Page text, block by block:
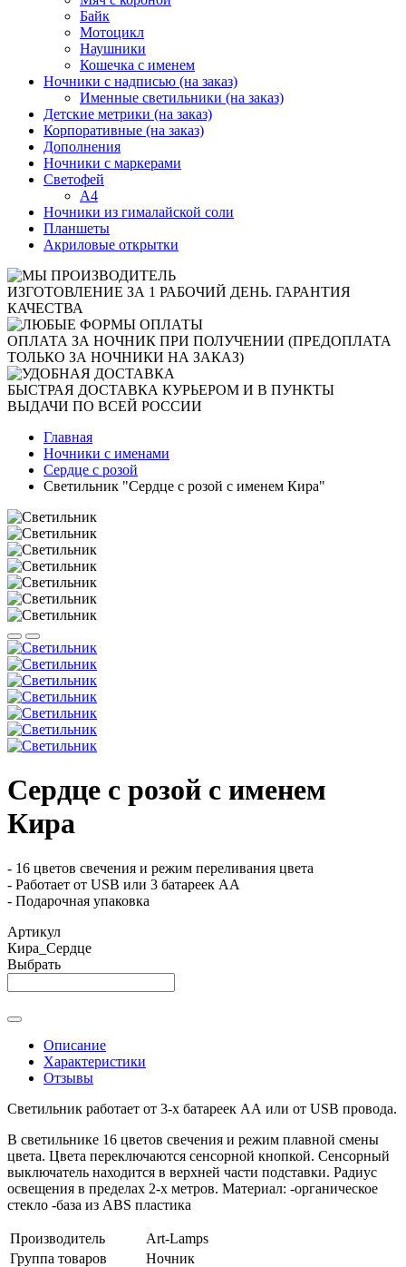
Байк
Мотоцикл
Наушники
Кошечка с именем
Ночники с надписью (на заказ)
Именные светильники (на заказ)
Детские метрики (на заказ)
Корпоративные (на заказ)
Дополнения
Ночники с маркерами
Светофей
А4
Ночники из гималайской соли
Планшеты
Акриловые открытки
ИЗГОТОВЛЕНИЕ ЗА 1 РАБОЧИЙ ДЕНЬ. ГАРАНТИЯ
КАЧЕСТВА
ОПЛАТА ЗА НОЧНИК ПРИ ПОЛУЧЕНИИ (ПРЕДОПЛАТА
ТОЛЬКО ЗА НОЧНИКИ НА ЗАКАЗ)
БЫСТРАЯ ДОСТАВКА КУРЬЕРОМ И В ПУНКТЫ
ВЫДАЧИ ПО ВСЕЙ РОССИИ
Главная
Ночники с именами
Сердце с розой
Светильник "Сердце с розой с именем Кира"
Сердце с розой с именем
Кира
- 16 цветов свечения и режим переливания цвета
- Работает от USB или 3 батареек АА
- Подарочная упаковка
Артикул
Кира_Сердце
Выбрать
Описание
Характеристики
Отзывы
Светильник работает от 3-х батареек АА или от USB провода.
В светильнике 16 цветов свечения и режим плавной смены
цвета. Цвета переключаются сенсорной кнопкой. Сенсорный
выключатель находится в верхней части подставки. Радиус
освещения в пределах 2-х метров. Материал: -органическое
стекло -база из ABS пластика
Производитель
Art-Lamps
Группа товаров
Ночник